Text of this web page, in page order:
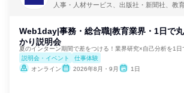
人事・人材サービス、出版社・新聞社、教
Web1day|事務・総合職|教育業界・1日で
かり説明会
夏のインターン期間で差をつける！業界研究×自己分析を1日
説明会・イベント
仕事体験
オンライン
2026年8月・9月 1日